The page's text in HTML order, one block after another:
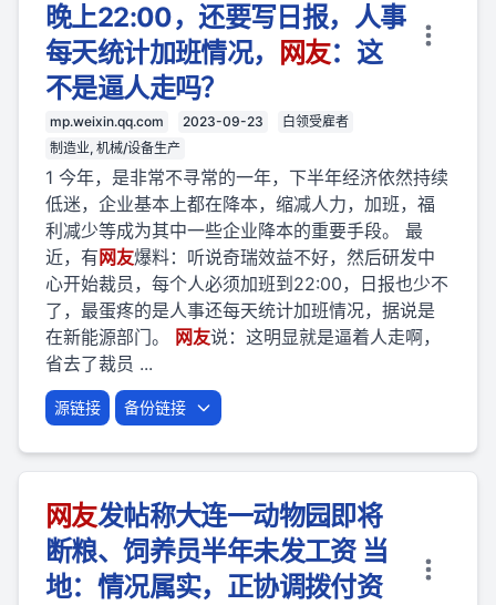
晚上22:00，还要写日报，人事
每天统计加班情况，
网友：这
不是逼人走吗？
mp.weixin.qq.com 2023-09-23
白领受雇者
制造业, 机械/设备生产
1 今年，是非常不寻常的一年，下半年经济依然持续
低迷，企业基本上都在降本，缩减人力，加班，福
利减少等成为其中一些企业降本的重要手段。 最
近，有 网友爆料：听说奇瑞效益不好，然后研发中
心开始裁员，每个人必须加班到22:00，日报也少不
了，最蛋疼的是人事还每天统计加班情况，据说是
在新能源部门。
网友说：这明显就是逼着人走啊，
省去了裁员 ...
源链接 备份链接
网友发帖称大连一动物园即将
断粮、饲养员半年未发工资 当
地：情况属实，正协调拨付资